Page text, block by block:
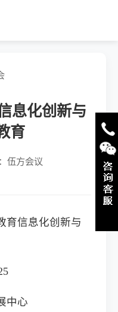
息化创新与
育
伍方会议
育信息化创新与
中心